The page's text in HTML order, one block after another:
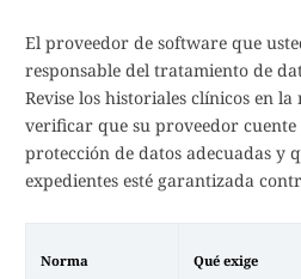
El proveedor de software que
responsable del tratamiento de
Revise los historiales clínicos en
verificar que su proveedor cuente
protección de datos adecuadas y
expedientes esté garantizada
Norma Qué exige